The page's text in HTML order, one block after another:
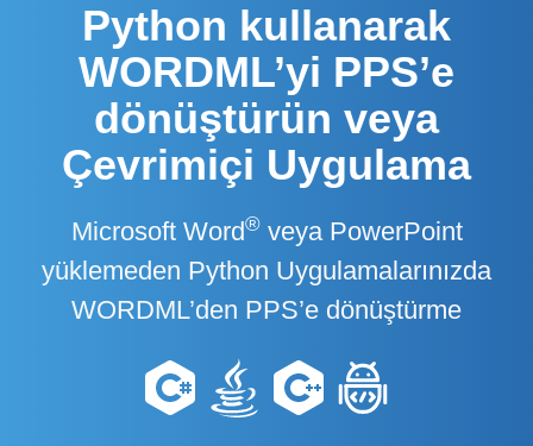
Python kullanarak
WORDML’yi PPS’e
dönüştürün veya
Çevrimiçi Uygulama
Microsoft Word®veya PowerPoint
yüklemeden Python Uygulamalarınızda
WORDML’den PPS’e dönüştürme